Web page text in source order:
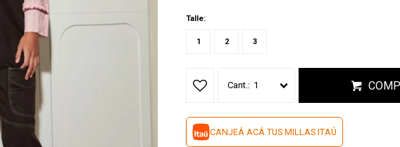
Talle:
1 2 3
1
CANJEÁ ACÁ TUS MILLAS ITAÚ